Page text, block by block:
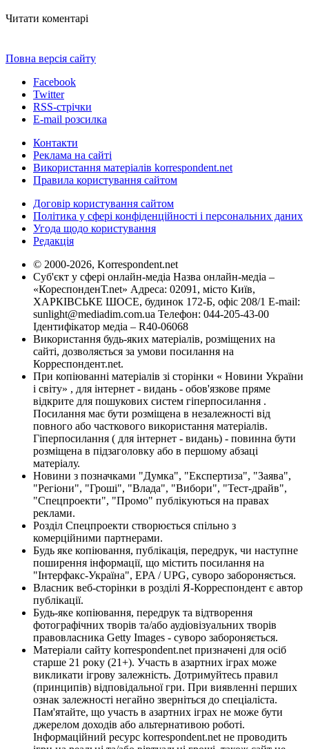
Читати коментарі
Повна версія сайту
Facebook
Twitter
RSS-стрічки
E-mail розсилка
Контакти
Реклама на сайті
Використання матеріалів korrespondent.net
Правила користування сайтом
Договір користування сайтом
Політика у сфері конфіденційності і персональних даних
Угода щодо користування
Редакція
© 2000-2026, Korrespondent.net
Суб'єкт у сфері онлайн-медіа Назва онлайн-медіа –
«КореспонденТ.net» Адреса: 02091, місто Київ,
ХАРКІВСЬКЕ ШОСЕ, будинок 172-Б, офіс 208/1 E-mail:
sunlight@mediadim.com.ua Телефон: 044-205-43-00
Ідентифікатор медіа – R40-06068
Використання будь-яких матеріалів, розміщених на
сайті, дозволяється за умови посилання на
Корреспондент.net.
При копіюванні матеріалів зі сторінки « Новини України
і світу» , для інтернет - видань - обов'язкове пряме
відкрите для пошукових систем гіперпосилання .
Посилання має бути розміщена в незалежності від
повного або часткового використання матеріалів.
Гіперпосилання ( для інтернет - видань) - повинна бути
розміщена в підзаголовку або в першому абзаці
матеріалу.
Новини з позначками "Думка", "Експертиза", "Заява",
"Регіони", "Гроші", "Влада", "Вибори", "Тест-драйв",
"Спецпроекти", "Промо" публікуються на правах
реклами.
Розділ Спецпроекти створюється спільно з
комерційними партнерами.
Будь яке копіювання, публікація, передрук, чи наступне
поширення інформації, що містить посилання на
"Інтерфакс-Україна", EPA / UPG, суворо забороняється.
Власник веб-сторінки в розділі Я-Корреспондент є автор
публікації.
Будь-яке копіювання, передрук та відтворення
фотографічних творів та/або аудіовізуальних творів
правовласника Getty Images - суворо забороняється.
Матеріали сайту korrespondent.net призначені для осіб
старше 21 року (21+). Участь в азартних іграх може
викликати ігрову залежність. Дотримуйтесь правил
(принципів) відповідальної гри. При виявленні перших
ознак залежності негайно зверніться до спеціаліста.
Пам'ятайте, що участь в азартних іграх не може бути
джерелом доходів або альтернативою роботі.
Інформаційний ресурс korrespondent.net не проводить